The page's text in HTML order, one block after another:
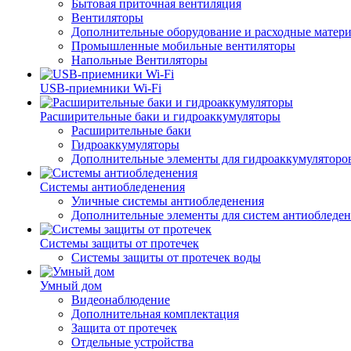
Бытовая приточная вентиляция
Вентиляторы
Дополнительные оборудование и расходные
Промышленные мобильные вентиляторы
Напольные Вентиляторы
USB-приемники Wi-Fi
Расширительные баки и гидроаккумуляторы
Расширительные баки
Гидроаккумуляторы
Дополнительные элементы для
Системы антиобледенения
Уличные системы антиобледенения
Дополнительные элементы для систем
Системы защиты от протечек
Системы защиты от протечек воды
Умный дом
Видеонаблюдение
Дополнительная комплектация
Защита от протечек
Отдельные устройства